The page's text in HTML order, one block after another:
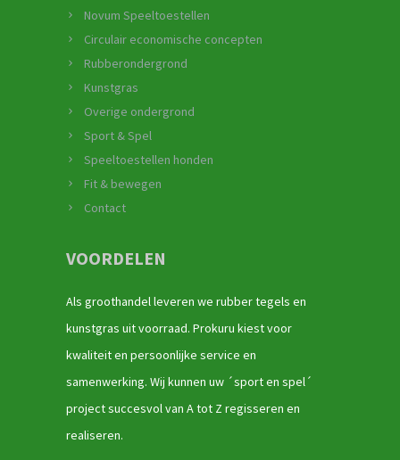
Novum Speeltoestellen
Circulair economische concepten
Rubberondergrond
Kunstgras
Overige ondergrond
Sport & Spel
Speeltoestellen honden
Fit & bewegen
Contact
VOORDELEN
Als groothandel leveren we rubber tegels en
kunstgras uit voorraad. Prokuru kiest voor
kwaliteit en persoonlijke service en
samenwerking. Wij kunnen uw ´sport en spel´
project succesvol van A tot Z regisseren en
realiseren.